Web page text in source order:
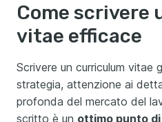
Come scrivere
vitae efficace
Scrivere un curriculum
strategia, attenzione ai
profonda del mercato del
scritto è un ottimo punto